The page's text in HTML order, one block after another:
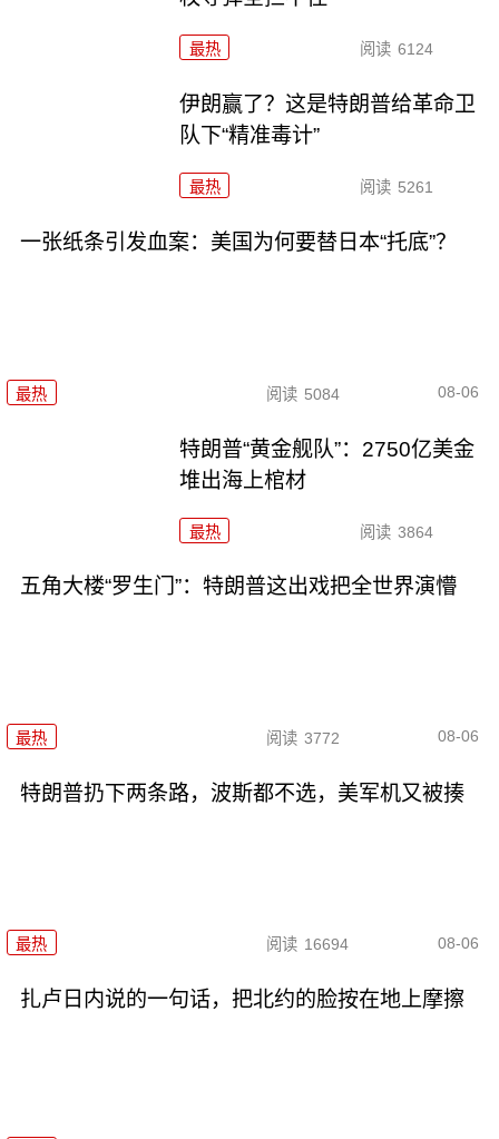
最热 阅读 6124
伊朗赢了？这是特朗普给革命卫
队下“精准毒计”
最热 阅读 5261
一张纸条引发血案：美国为何要替日本“托底”？
最热 阅读 5084 08-06
特朗普“黄金舰队”：2750亿美金
堆出海上棺材
最热 阅读 3864
五角大楼“罗生门”：特朗普这出戏把全世界演懵
最热 阅读 3772 08-06
特朗普扔下两条路，波斯都不选，美军机又被揍
最热 阅读 16694 08-06
扎卢日内说的一句话，把北约的脸按在地上摩擦